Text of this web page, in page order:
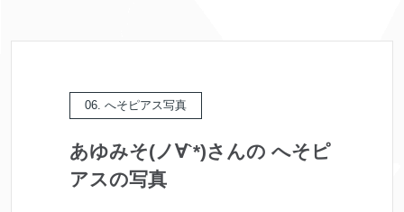
06. へそピアス写真
あゆみそ(ノ∀`*)さんの へそピ
アスの写真